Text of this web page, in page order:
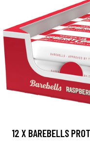
12 X BAREBELLS